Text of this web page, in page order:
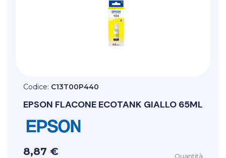
Codice: C13T00P440
EPSON FLACONE ECOTANK GIALLO 65ML
8,87 €
Quantità